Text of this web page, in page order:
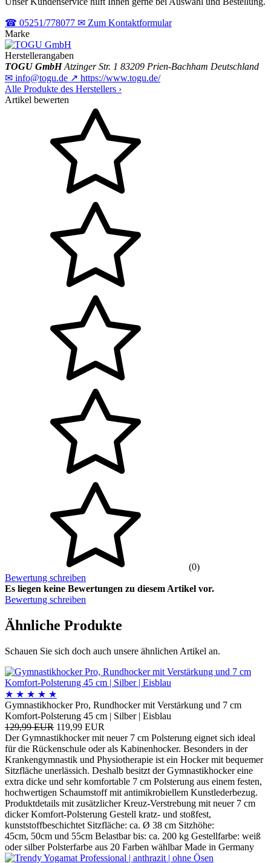
☎ 05251/778077 ✉ Zum Kontaktformular
Marke
Herstellerangaben
TOGU GmbH Atzinger Str. 1 83209 Prien-Bachham Deutschland
✉ info@togu.de ↗ https://www.togu.de/
Alle Produkte des Herstellers ›
Artikel bewerten
(0)
Bewertung schreiben
Es liegen keine Bewertungen zu diesem Artikel vor.
Bewertung schreiben
Ähnliche Produkte
Schauen Sie sich doch auch unsere ähnlichen Artikel an.
★ ★ ★ ★ ★
Gymnastikhocker Pro, Rundhocker mit Verstärkung und 7 cm
Komfort-Polsterung 45 cm | Silber | Eisblau
129,99 EUR 119,99 EUR
Der Gymnastikhocker mit neuer 7 cm Polsterung eignet sich ideal
für die Rückenschule oder als Kabinenhocker. Besonders in der
Krankengymnastik und Physiotherapie ist ein Hocker mit bequemer
Sitzfläche unerlässich. Deshalb besitzt der Gymnastikhocker eine
extra dicke und sehr komfortable 7 cm Polsterung aus einem festen,
hochwertigen Schaumstoff mit antimikrobiellem Kunstlederbezug.
Produktdetails mit zusätzlicher Kreuz-Verstrebung mit neuer 7 cm
dicker Komfort-Polsterung Gestell kratz- und stoßfest,
kunststoffbeschichtet Sitzfläche: ca. Ø 38 cm Sitzhöhe:
45cm, 50cm und 55cm Belastbar bis: ca. 200 kg Gestellfarbe: weiß
oder silber Polsterfarbe aus 20 Farben wählbar Made in Germany